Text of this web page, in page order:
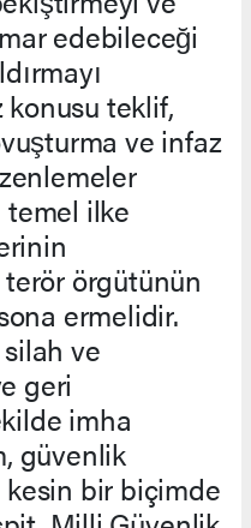
edebileceği
konusu teklif,
ve infaz
ilke
örgütünün
ermelidir.
ve
geri
imha
güvenlik
kesin bir biçimde